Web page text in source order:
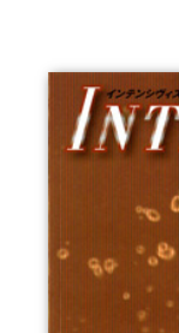
基礎医学(93)
看護学(21)
栄養学(0)
衛生・公衆衛生学(14)